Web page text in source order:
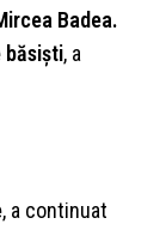
Badea.
băsiști, a
, a continuat